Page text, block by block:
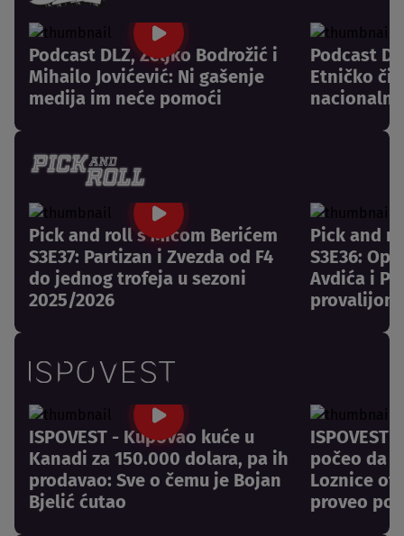
Podcast DLZ, Željko Bodrožić i
Mihailo Jovićević: Ni gašenje
medija im neće pomoći
Podcast
Etničko
nacionalni
Pick and roll s Mićom Berićem
S3E37: Partizan i Zvezda od F4
do jednog trofeja u sezoni
2025/2026
Pick and
S3E36:
Avdića i
provalijom
ISPOVEST - Kupovao kuće u
Kanadi za 150.000 dolara, pa ih
prodavao: Sve o čemu je Bojan
Bjelić ćutao
počeo da
Loznice
proveo